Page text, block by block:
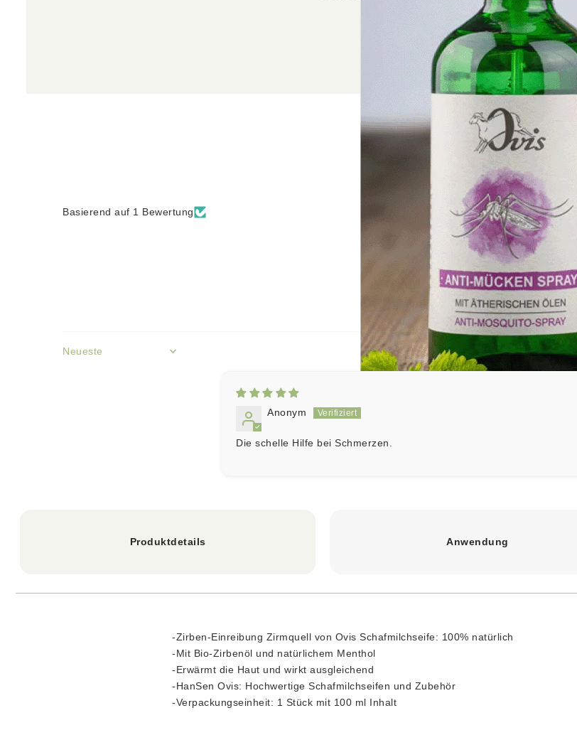
Kundenbewertungen
5.00 von 5
Basierend auf 1 Bewertung
0
Sort by
Anonym
Die schelle Hilfe bei Schmerzen.
Produktdetails Anwendung
-Zirben-Einreibung Zirmquell von Ovis Schafmilchseife: 100% natürlich
-Mit Bio-Zirbenöl und natürlichem Menthol
-Erwärmt die Haut und wirkt ausgleichend
-HanSen Ovis: Hochwertige Schafmilchseifen und Zubehör
-Verpackungseinheit: 1 Stück mit 100 ml Inhalt